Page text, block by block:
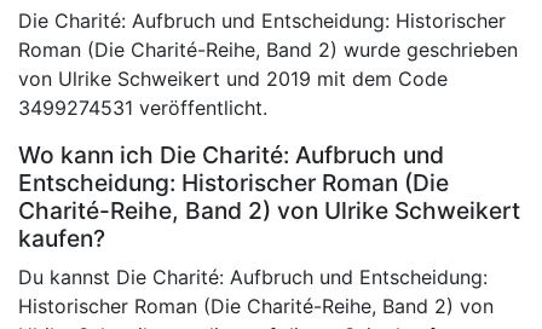
Die Charité: Aufbruch und Entscheidung: Historischer
Roman (Die Charité-Reihe, Band 2) wurde geschrieben
von Ulrike Schweikert und 2019 mit dem Code
3499274531 veröffentlicht.
Wo kann ich Die Charité: Aufbruch und
Entscheidung: Historischer Roman (Die
Charité-Reihe, Band 2) von Ulrike Schweikert
kaufen?
Du kannst Die Charité: Aufbruch und Entscheidung:
Historischer Roman (Die Charité-Reihe, Band 2) von